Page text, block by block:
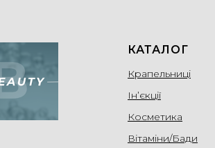
КАТАЛОГ
Крапельниці
Ін’єкції
Косметика
Вітаміни/Бади